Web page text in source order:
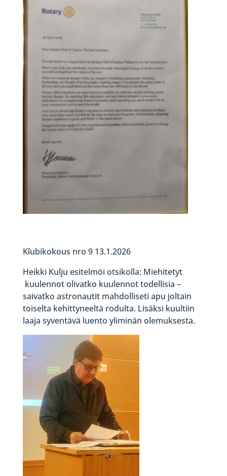
Klubikokous nro 9 13.1.2026
Heikki Kulju esitelmöi otsikolla: Miehitetyt
kuulennot olivatko kuulennot todellisia –
saivatko astronautit mahdolliseti apu joltain
toiselta kehittyneeltä rodulta. Lisäksi kuultiin
laaja syventävä luento yliminän olemuksesta.